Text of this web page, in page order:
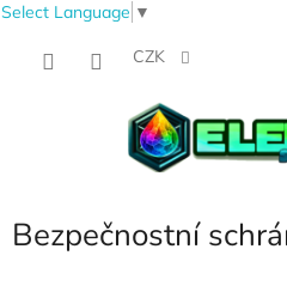
Select Language ▼
CZK
Bezpečnostní